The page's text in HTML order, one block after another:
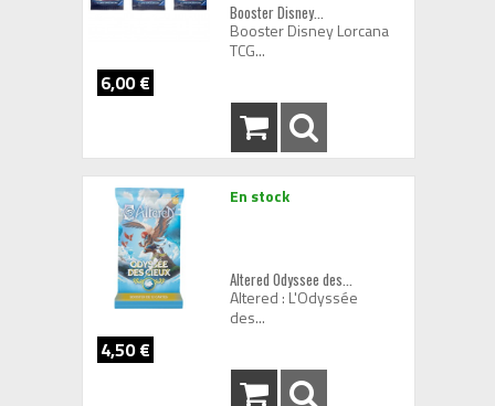
Booster Disney...
Booster Disney Lorcana
TCG...
6,00 €
En stock
Altered Odyssee des...
Altered : L'Odyssée
des...
4,50 €